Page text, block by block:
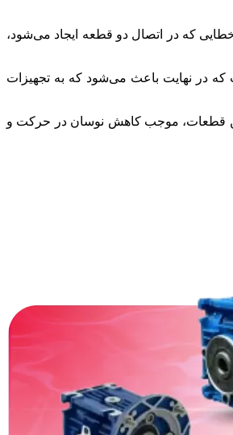
که در اتصال دو قطعه ایجاد می‌شود،
که در نهایت باعث می‌شود که به تجهیزات
این قطعات، موجب کاهش نوسان در حرکت و